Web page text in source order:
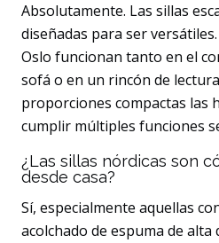
Absolutamente. Las sillas
diseñadas para ser
Oslo funcionan tanto en el
sofá o en un rincón de
proporciones compactas las
cumplir múltiples funciones
¿Las sillas nórdicas son
desde casa?
Sí, especialmente aquellas
acolchado de espuma de alta